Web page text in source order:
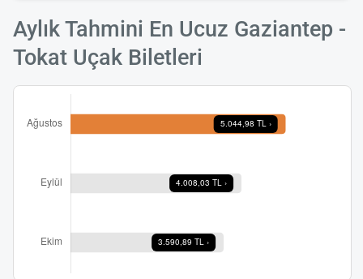
Aylık Tahmini En Ucuz Gaziantep -
Tokat Uçak Biletleri